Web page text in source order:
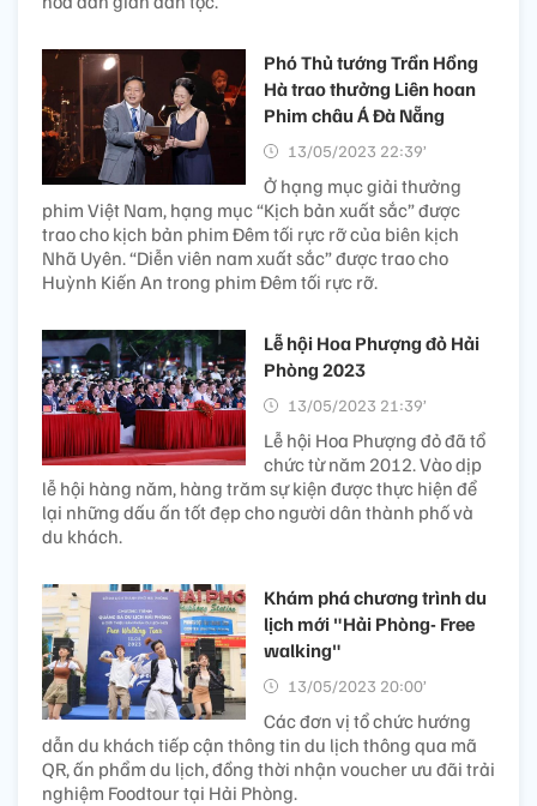
Phó Thủ tướng Trần Hồng
Hà trao thưởng Liên hoan
Phim châu Á Đà Nẵng
13/05/2023 22:39’
Ở hạng mục giải thưởng
phim Việt Nam, hạng mục “Kịch bản xuất sắc” được
trao cho kịch bản phim Đêm tối rực rỡ của biên kịch
Nhã Uyên. “Diễn viên nam xuất sắc” được trao cho
Huỳnh Kiến An trong phim Đêm tối rực rỡ.
Lễ hội Hoa Phượng đỏ Hải
Phòng 2023
13/05/2023 21:39’
Lễ hội Hoa Phượng đỏ đã tổ
chức từ năm 2012. Vào dịp
lễ hội hàng năm, hàng trăm sự kiện được thực hiện để
lại những dấu ấn tốt đẹp cho người dân thành phố và
du khách.
Khám phá chương trình du
lịch mới "Hải Phòng- Free
walking"
13/05/2023 20:00’
Các đơn vị tổ chức hướng
dẫn du khách tiếp cận thông tin du lịch thông qua mã
QR, ấn phẩm du lịch, đồng thời nhận voucher ưu đãi trải
nghiệm Foodtour tại Hải Phòng.